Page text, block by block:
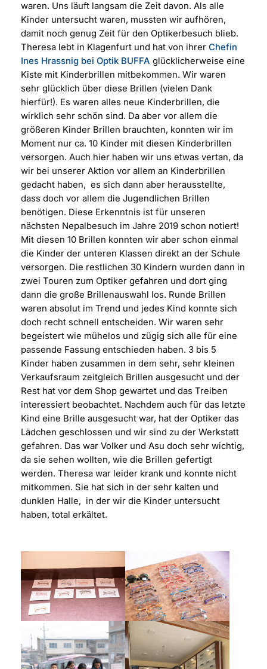
waren. Uns läuft langsam die Zeit davon. Als alle
Kinder untersucht waren, mussten wir aufhören,
damit noch genug Zeit für den Optikerbesuch blieb.
Theresa lebt in Klagenfurt und hat von ihrer Chefin
Ines Hrassnig bei Optik BUFFA glücklicherweise eine
Kiste mit Kinderbrillen mitbekommen. Wir waren
sehr glücklich über diese Brillen (vielen Dank
hierfür!). Es waren alles neue Kinderbrillen, die
wirklich sehr schön sind. Da aber vor allem die
größeren Kinder Brillen brauchten, konnten wir im
Moment nur ca. 10 Kinder mit diesen Kinderbrillen
versorgen. Auch hier haben wir uns etwas vertan, da
wir bei unserer Aktion vor allem an Kinderbrillen
gedacht haben, es sich dann aber herausstellte,
dass doch vor allem die Jugendlichen Brillen
benötigen. Diese Erkenntnis ist für unseren
nächsten Nepalbesuch im Jahre 2019 schon notiert!
Mit diesen 10 Brillen konnten wir aber schon einmal
die Kinder der unteren Klassen direkt an der Schule
versorgen. Die restlichen 30 Kindern wurden dann in
zwei Touren zum Optiker gefahren und dort ging
dann die große Brillenauswahl los. Runde Brillen
waren absolut im Trend und jedes Kind konnte sich
doch recht schnell entscheiden. Wir waren sehr
begeistert wie mühelos und zügig sich alle für eine
passende Fassung entschieden haben. 3 bis 5
Kinder haben zusammen in dem sehr, sehr kleinen
Verkaufsraum zeitgleich Brillen ausgesucht und der
Rest hat vor dem Shop gewartet und das Treiben
interessiert beobachtet. Nachdem auch für das letzte
Kind eine Brille ausgesucht war, hat der Optiker das
Lädchen geschlossen und wir sind zu der Werkstatt
gefahren. Das war Volker und Asu doch sehr wichtig,
da sie sehen wollten, wie die Brillen gefertigt
werden. Theresa war leider krank und konnte nicht
mitkommen. Sie hat sich in der sehr kalten und
dunklen Halle, in der wir die Kinder untersucht
haben, total erkältet.